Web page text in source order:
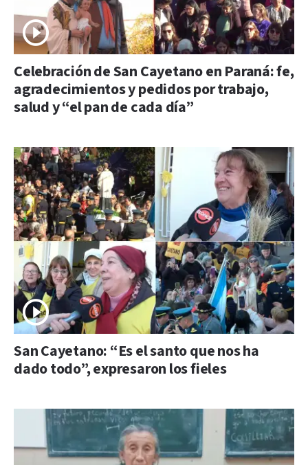
Celebración de San Cayetano en Paraná: fe,
agradecimientos y pedidos por trabajo,
salud y “el pan de cada día”
San Cayetano: “Es el santo que nos ha
dado todo”, expresaron los fieles